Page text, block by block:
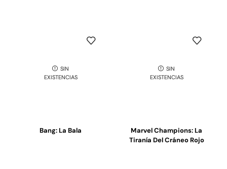
SIN
EXISTENCIAS
Bang: La Bala
SIN
EXISTENCIAS
Marvel Champions: La
Tiranía Del Cráneo Rojo